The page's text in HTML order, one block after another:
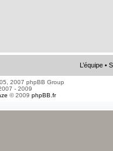
L’équipe •
2007 phpBB Group
- 2009
© 2009 phpBB.fr